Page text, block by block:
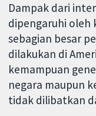
Dampak dari
dipengaruhi oleh
sebagian besar
dilakukan di
kemampuan
negara maupun
tidak dilibatkan